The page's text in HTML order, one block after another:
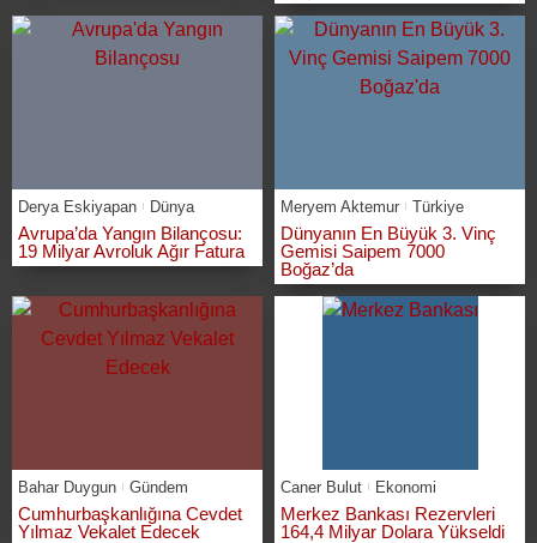
Derya Eskiyapan Dünya
Avrupa’da Yangın Bilançosu:
19 Milyar Avroluk Ağır Fatura
Meryem Aktemur Türkiye
Dünyanın En Büyük 3. Vinç
Gemisi Saipem 7000
Boğaz’da
Bahar Duygun Gündem
Cumhurbaşkanlığına Cevdet
Yılmaz Vekalet Edecek
Caner Bulut Ekonomi
Merkez Bankası Rezervleri
164,4 Milyar Dolara Yükseldi